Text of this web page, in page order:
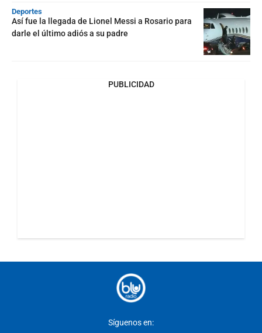
Deportes
Así fue la llegada de Lionel Messi a Rosario para
darle el último adiós a su padre
PUBLICIDAD
Síguenos en: